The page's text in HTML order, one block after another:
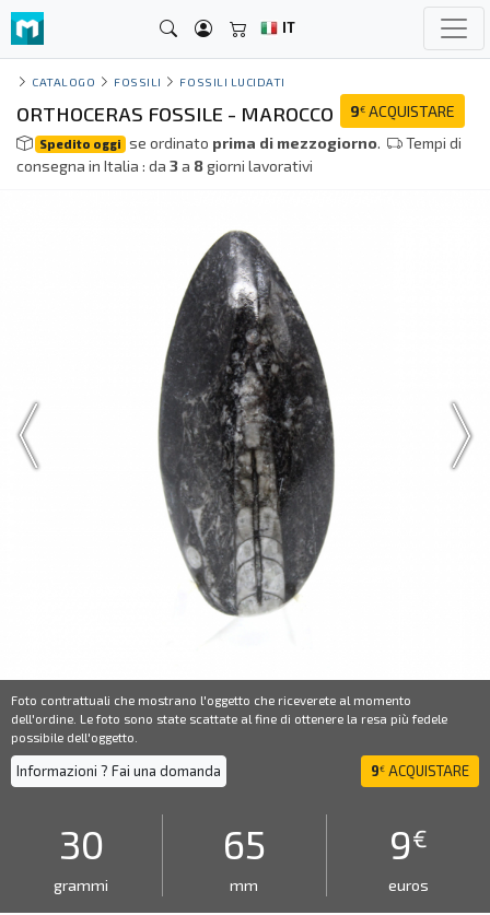
IT
CATALOGO FOSSILI FOSSILI LUCIDATI
9€ ACQUISTARE
ORTHOCERAS FOSSILE - MAROCCO
Spedito oggi se ordinato prima di mezzogiorno.
Tempi di
consegna in Italia : da 3a 8giorni lavorativi
Foto contrattuali che mostrano l'oggetto che riceverete al momento
dell'ordine. Le foto sono state scattate al fine di ottenere la resa più fedele
possibile dell'oggetto.
Informazioni ? Fai una domanda 9€ ACQUISTARE
30
grammi
65
mm
9€
euros